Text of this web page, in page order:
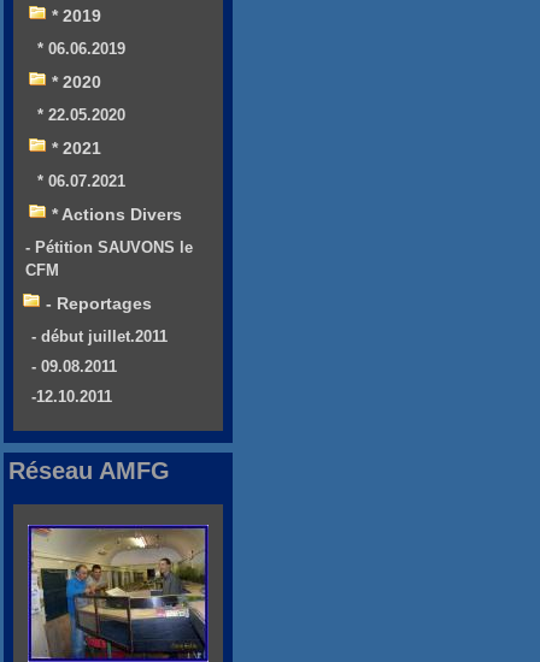
* 2019
* 06.06.2019
* 2020
* 22.05.2020
* 2021
* 06.07.2021
* Actions Divers
- Pétition SAUVONS le
CFM
- Reportages
- début juillet.2011
- 09.08.2011
-12.10.2011
Réseau AMFG